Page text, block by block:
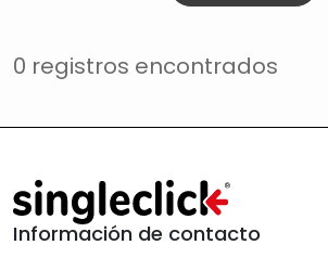
0 registros encontrados
Información de contacto